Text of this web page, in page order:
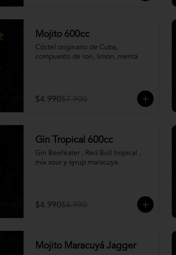
Mojito 600cc
Cóctel originario de Cuba,
compuesto de ron, limón, menta
$4.990$7.900
Gin Tropical 600cc
Gin Beefeater , Red Bull tropical ,
mix sour y syrup maracuya.
$4.990$8.990
Mojito Maracuyá Jagger